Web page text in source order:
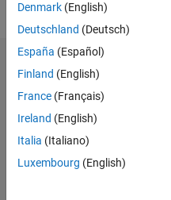
Statistics
-2
-1 3
4
Denmark (English)
Deutschland (Deutsch)
España (Español)
Finland (English)
France (Français)
Ireland (English)
Italia (Italiano)
Luxembourg (English)